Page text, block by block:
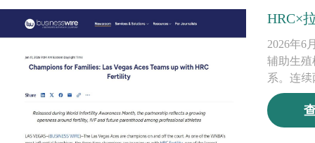
HRC×
2026年6
辅助生殖
系。连